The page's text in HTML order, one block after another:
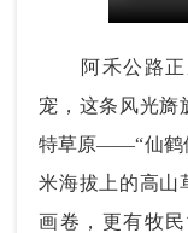
阿禾公路正
宠，这条风光旖
特草原——“仙鹤
米海拔上的高山
画卷，更有牧